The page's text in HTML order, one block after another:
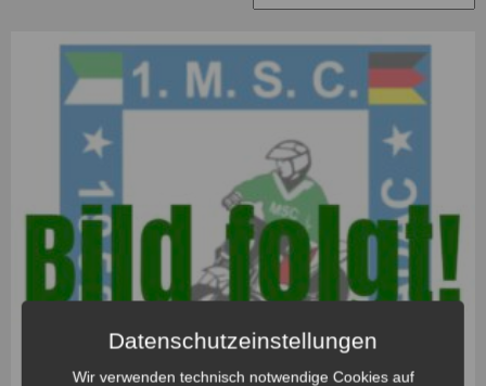
Datenschutzeinstellungen
Wir verwenden technisch notwendige Cookies auf